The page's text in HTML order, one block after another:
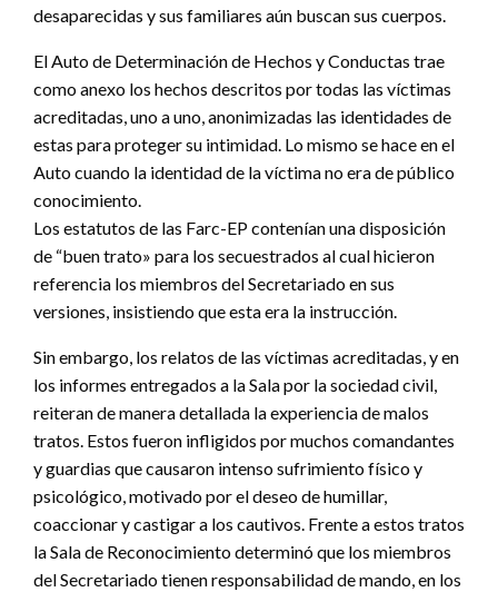
desaparecidas y sus familiares aún buscan sus cuerpos.
El Auto de Determinación de Hechos y Conductas trae
como anexo los hechos descritos por todas las víctimas
acreditadas, uno a uno, anonimizadas las identidades de
estas para proteger su intimidad. Lo mismo se hace en el
Auto cuando la identidad de la víctima no era de público
conocimiento.
Los estatutos de las Farc-EP contenían una disposición
de “buen trato» para los secuestrados al cual hicieron
referencia los miembros del Secretariado en sus
versiones, insistiendo que esta era la instrucción.
Sin embargo, los relatos de las víctimas acreditadas, y en
los informes entregados a la Sala por la sociedad civil,
reiteran de manera detallada la experiencia de malos
tratos. Estos fueron infligidos por muchos comandantes
y guardias que causaron intenso sufrimiento físico y
psicológico, motivado por el deseo de humillar,
coaccionar y castigar a los cautivos. Frente a estos tratos
la Sala de Reconocimiento determinó que los miembros
del Secretariado tienen responsabilidad de mando, en los